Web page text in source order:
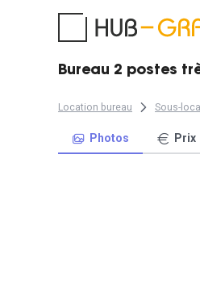
Bureau 2 postes
Location bureau Sous-
Photos Prix